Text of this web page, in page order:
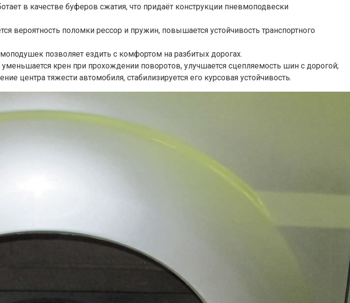
в качестве буферов сжатия, что придаёт конструкции пневмоподвески
вероятность поломки рессор и пружин, повышается устойчивость транспортного
позволяет ездить с комфортом на разбитых дорогах.
крен при прохождении поворотов, улучшается сцепляемость шин с дорогой;
центра тяжести автомобиля, стабилизируется его курсовая устойчивость.